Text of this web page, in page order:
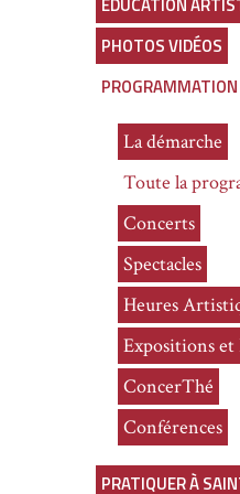
PHOTOS VIDÉOS
PROGRAMMATION
La démarche
Toute la
Concerts
Spectacles
Heures
Expositions et
ConcerThé
Conférences
PRATIQUER À